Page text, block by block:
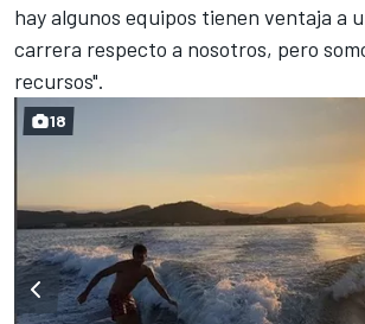
hay algunos equipos tienen ventaja a
carrera respecto a nosotros, pero
recursos".
18